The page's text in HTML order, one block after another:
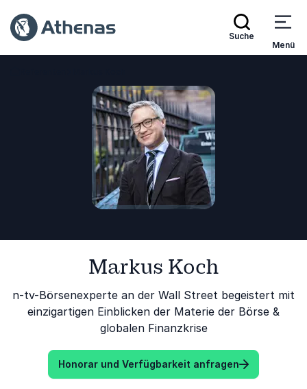
Suche
Menü
Markus Koch
n-tv-Börsenexperte an der Wall Street begeistert mit
einzigartigen Einblicken der Materie der Börse &
globalen Finanzkrise
Honorar und Verfügbarkeit anfragen